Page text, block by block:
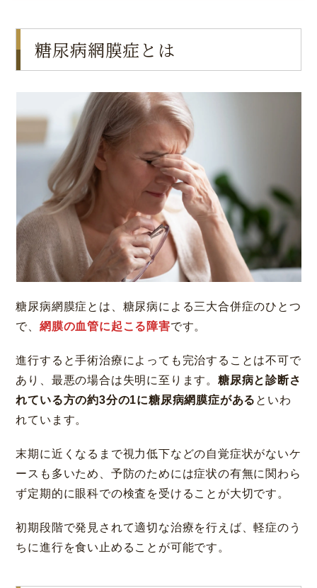
糖尿病網膜症とは
糖尿病網膜症とは、糖尿病による三大合併症のひとつ
で、 網膜の血管に起こる障害です。
進行すると手術治療によっても完治することは不可で
あり、最悪の場合は失明に至ります。 糖尿病と診断さ
れている方の約3分の1に糖尿病網膜症がある といわ
れています。
末期に近くなるまで視力低下などの自覚症状がないケ
ースも多いため、予防のためには症状の有無に関わら
ず定期的に眼科での検査を受けることが大切です。
初期段階で発見されて適切な治療を行えば、軽症のう
ちに進行を食い止めることが可能です。